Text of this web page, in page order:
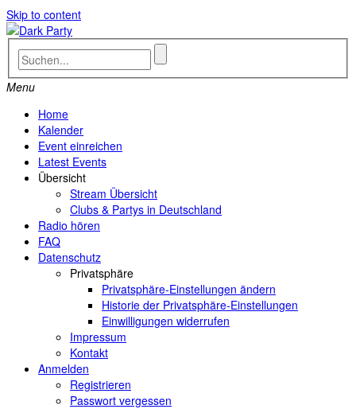
Skip to content
Menu
Home
Kalender
Event einreichen
Latest Events
Übersicht
Stream Übersicht
Clubs & Partys in Deutschland
Radio hören
FAQ
Datenschutz
Privatsphäre
Privatsphäre-Einstellungen ändern
Historie der Privatsphäre-Einstellungen
Einwilligungen widerrufen
Impressum
Kontakt
Anmelden
Registrieren
Passwort vergessen